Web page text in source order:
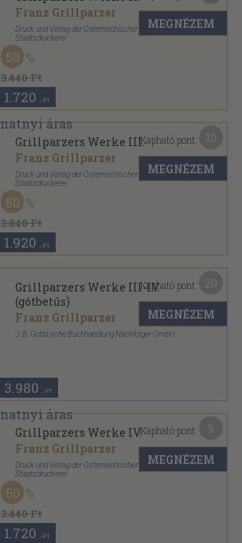
Franz Grillparzer
Druck und Verlag der Österreichischen
Staatsdruckerei
Vászon
Grillparzers Werke sorozat
3.440 Ft
50
1.720 ,-Ft
MEGNÉZEM
Grillparzers Werke III.
Franz Grillparzer
Druck und Verlag der Österreichischen
Staatsdruckerei
Vászon
Grillparzers Werke sorozat
3.840 Ft
50
1.920 ,-Ft
Kapható pont:
MEGNÉZEM
Grillparzers Werke III-IV.
(gótbetűs)
Franz Grillparzer
J. B. Gotta'sche Buchhandlung Nachfolger GmbH
3.980 ,-Ft
Kapható pont:
MEGNÉZEM
Grillparzers Werke IV.
Franz Grillparzer
Druck und Verlag der Österreichischen
Staatsdruckerei
Vászon
Grillparzers Werke sorozat
3.440 Ft
50
1.720 ,-Ft
Kapható pont:
MEGNÉZEM